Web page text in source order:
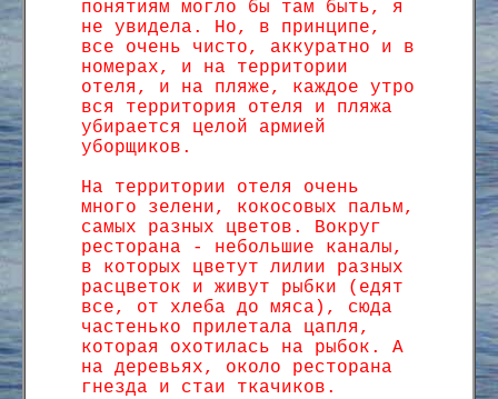
понятиям могло бы там быть, я
не увидела. Но, в принципе,
все очень чисто, аккуратно и в
номерах, и на территории
отеля, и на пляже, каждое утро
вся территория отеля и пляжа
убирается целой армией
уборщиков.
На территории отеля очень
много зелени, кокосовых пальм,
самых разных цветов. Вокруг
ресторана - небольшие каналы,
в которых цветут лилии разных
расцветок и живут рыбки (едят
все, от хлеба до мяса), сюда
частенько прилетала цапля,
которая охотилась на рыбок. А
на деревьях, около ресторана
гнезда и стаи ткачиков.